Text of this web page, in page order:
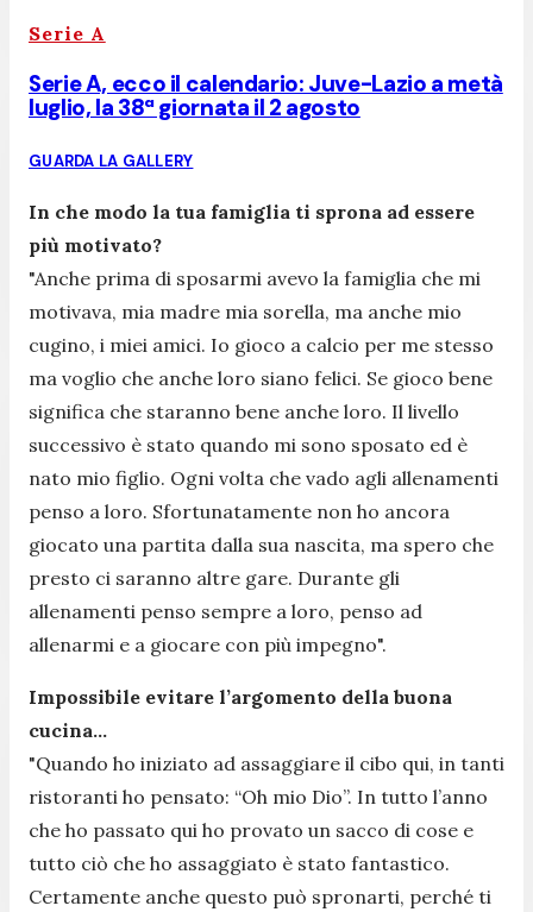
Serie A
Serie A, ecco il calendario: Juve-Lazio a metà
luglio, la 38ª giornata il 2 agosto
GUARDA LA GALLERY
In che modo la tua famiglia ti sprona ad essere
più motivato?
"Anche prima di sposarmi avevo la famiglia che mi
motivava, mia madre mia sorella, ma anche mio
cugino, i miei amici. Io gioco a calcio per me stesso
ma voglio che anche loro siano felici. Se gioco bene
significa che staranno bene anche loro. Il livello
successivo è stato quando mi sono sposato ed è
nato mio figlio. Ogni volta che vado agli allenamenti
penso a loro. Sfortunatamente non ho ancora
giocato una partita dalla sua nascita, ma spero che
presto ci saranno altre gare. Durante gli
allenamenti penso sempre a loro, penso ad
allenarmi e a giocare con più impegno".
Impossibile evitare l’argomento della buona
cucina…
"Quando ho iniziato ad assaggiare il cibo qui, in tanti
ristoranti ho pensato: “Oh mio Dio”. In tutto l’anno
che ho passato qui ho provato un sacco di cose e
tutto ciò che ho assaggiato è stato fantastico.
Certamente anche questo può spronarti, perché ti